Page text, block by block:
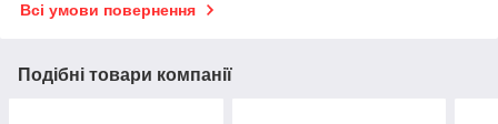
Всі умови повернення
Подібні товари компанії